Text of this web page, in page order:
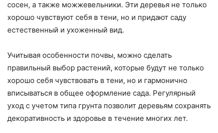
сосен, а также можжевельники. Эти деревья не только
хорошо чувствуют себя в тени, но и придают саду
естественный и ухоженный вид.
Учитывая особенности почвы, можно сделать
правильный выбор растений, которые будут не только
хорошо себя чувствовать в тени, но и гармонично
вписываться в общее оформление сада. Регулярный
уход с учетом типа грунта позволит деревьям сохранять
декоративность и здоровье в течение многих лет.